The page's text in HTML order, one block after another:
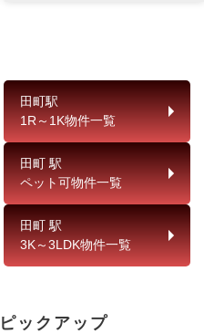
田町駅
1R～1K物件一覧
田町 駅
ペット可物件一覧
田町 駅
3K～3LDK物件一覧
ックアップ